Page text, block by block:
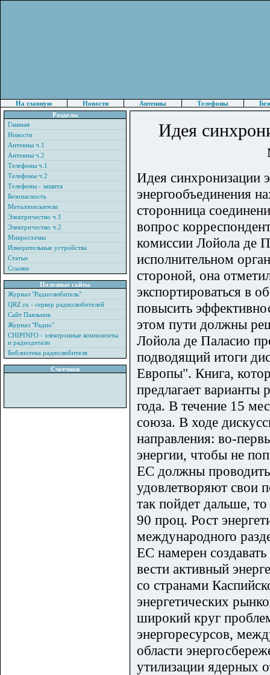
На главную Новости Антенны Телефоны
Разделы
Главная
Новости
Антенны ч.1
Антенны ч.2
Телефоны ч.1
Телефоны ч.2
Телефоны - защита
Безопасность
Металлоискатели
Электричество ч.1
Электричество ч.2
Микросхемы
Измерительные устройства
Статьи
Ссылки
Полезные сайты
Журнал "Радиолюбитель"
QRZ.ru - сервер радиолюбителей
Сайт Паяльник
Журнал "Радио"
CHIPINFO - электронные компоненты
и радиодетали
Библиотека радиолюбителя
Счетчики
Идея
Идея синхронизации
энергообъединения
сторонница
вопрос
комиссии Лойола де
исполнительном
стороной, она
экспортироваться в
повысить
этом пути должны
Лойола де Паласио
подводящий итоги
Европы". Книга,
предлагает
года. В течение 15
союза. В ходе
направления: во-
энергии, чтобы не
ЕС должны проводить
удовлетворяют свои
так пойдет дальше,
90 проц. Рост
международного
ЕС намерен
вести активный
со странами
энергетических
широкий круг
энергоресурсов,
области
утилизации ядерных